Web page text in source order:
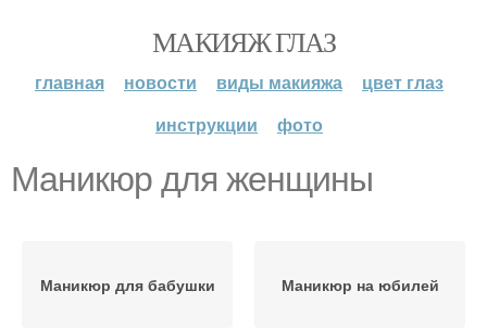
МАКИЯЖ ГЛАЗ
главная новости виды макияжа
цвет глаз
инструкции
фото
Маникюр для женщины
Маникюр для бабушки Маникюр на юбилей